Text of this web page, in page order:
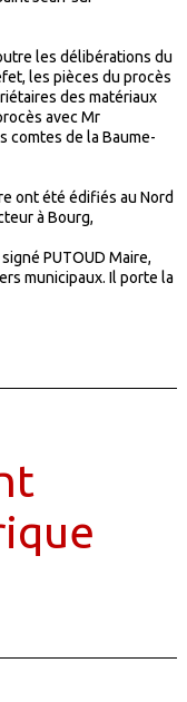
les délibérations du
les pièces du procès
des matériaux
avec Mr
comtes de la Baume-
ont été édifiés au Nord
à Bourg,
PUTOUD Maire,
municipaux. Il porte la